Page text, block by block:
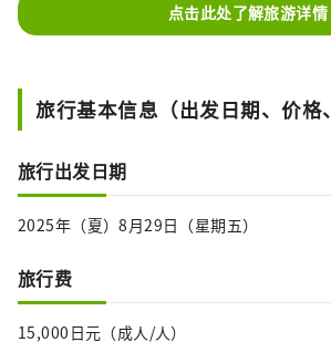
点击此处了解旅游详情
旅行基本信息（出发日期、价格
旅行出发日期
2025年（夏）8月29日（星期五）
旅行费
15,000日元（成人/人）